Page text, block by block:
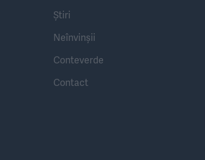
Știri
Neînvinșii
Conteverde
Contact